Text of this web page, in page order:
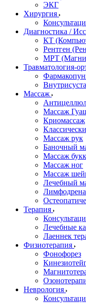
ЭКГ
Хирургия
Диагностика /
КТ
Рентген
МРТ
Травматология-
Массаж
Массаж
Криомассаж
Массаж рук
Баночный
Массаж
Массаж ног
Массаж
Лечебный
Терапия
Лечебные
Лаеннек
Физиотерапия
Фонофорез
Неврология